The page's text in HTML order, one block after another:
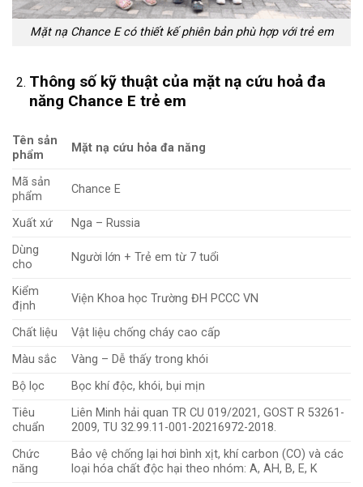
Mặt nạ Chance E có thiết kế phiên bản phù hợp với trẻ em
Thông số kỹ thuật của mặt nạ cứu hoả đa
năng Chance E trẻ em
Tên sản
phẩm
Mặt nạ cứu hỏa đa năng
Mã sản
phẩm
Chance E
Xuất xứ
Nga – Russia
Dùng
cho
Người lớn + Trẻ em từ 7 tuổi
Kiểm
định
Viện Khoa học Trường ĐH PCCC VN
Chất liệu
Vật liệu chống cháy cao cấp
Màu sắc
Vàng – Dễ thấy trong khói
Bộ lọc
Bọc khí độc, khói, bụi mịn
Tiêu
chuẩn
Liên Minh hải quan TR CU 019/2021, GOST R 53261-
2009, TU 32.99.11-001-20216972-2018.
Chức
năng
Bảo vệ chống lại hơi bình xịt, khí carbon (CO) và các
loại hóa chất độc hại theo nhóm: A, AH, B, E, K